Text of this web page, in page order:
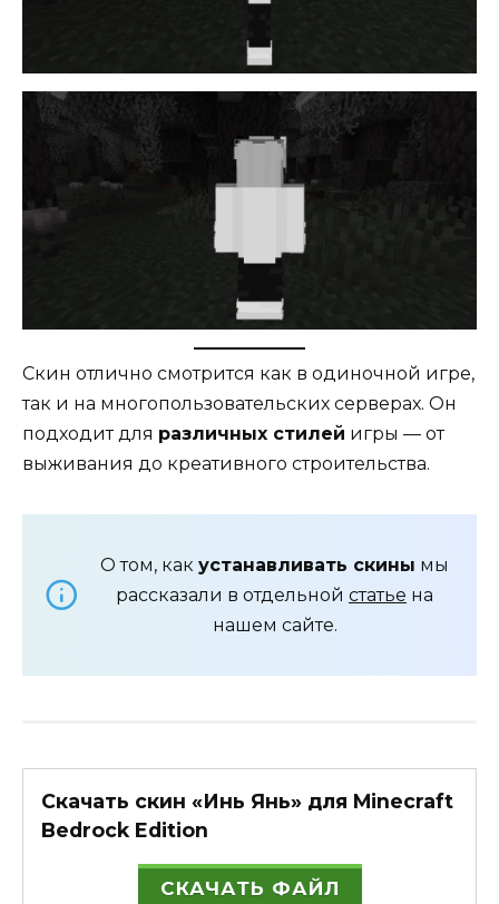
Скин отлично смотрится как в одиночной игре,
так и на многопользовательских серверах. Он
подходит для различных стилей игры — от
выживания до креативного строительства.
О том, как устанавливать скины мы
рассказали в отдельной статье на
нашем сайте.
Скачать скин «Инь Янь» для Minecraft
Bedrock Edition
СКАЧАТЬ ФАЙЛ